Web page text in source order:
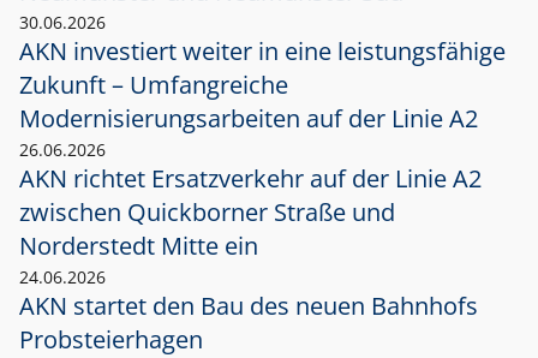
30.06.2026
AKN investiert weiter in eine leistungsfähige
Zukunft – Umfangreiche
Modernisierungsarbeiten auf der Linie A2
26.06.2026
AKN richtet Ersatzverkehr auf der Linie A2
zwischen Quickborner Straße und
Norderstedt Mitte ein
24.06.2026
AKN startet den Bau des neuen Bahnhofs
Probsteierhagen